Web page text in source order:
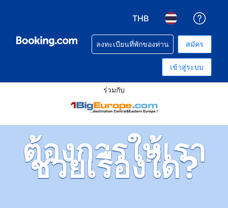
THB
ลงทะเบียนที่พักของท่าน สมัคร
เข้าสู่ระบบ
ร่วมกับ
ต้องการให้เรา
ช่วยเรื่องใด?